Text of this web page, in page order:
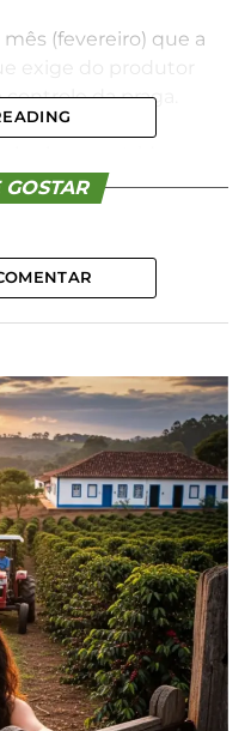
(fevereiro) que a
exige do produtor
da praga.
ervais bem
contra a broca da
períodos.
quando emergem
de acasalamento
cm de comprimento,
preta, recoberto
ser conhecido como
de
atrás de si
proteção.
a broca nos ervais é o
com essa
um fungo que
produto que
Agricultura.